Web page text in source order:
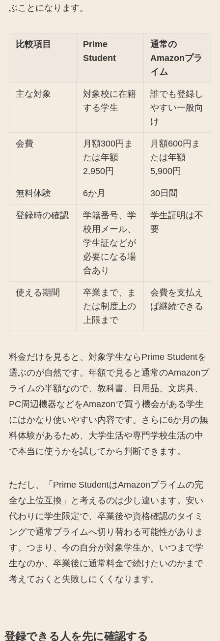
ぶことになります。
比較項目
Prime
Student
通常の
Amazonプラ
イム
主な対象
対象校に在籍
する学生
誰でも登録し
やすい一般向
け
会費
月額300円ま
たは年額
2,950円
月額600円ま
たは年額
5,900円
無料体験 6か月 30日間
登録時の確認
学籍番号、学
校用メール、
学生証などが
必要になる場
合あり
学生証明は不
要
使える期間
卒業まで、ま
たは制度上の
上限まで
会費を支払え
ば継続できる
料金だけを見ると、対象学生ならPrime Studentを
選ぶのが自然です。年額で見ると通常のAmazonプ
ライムの半額なので、教科書、日用品、文房具、
PC周辺機器などをAmazonで買う機会がある学生
にはかなり使いやすい内容です。さらに6か月の無
料体験があるため、大学生活や専門学校生活の中
で本当に使うかを試してから判断できます。
ただし、「Prime StudentはAmazonプライムの完
全な上位互換」と考えるのは少し違います。安い
代わりに学生限定で、卒業後や資格確認のタイミ
ングで通常プライムへ切り替わる可能性がありま
す。つまり、今の自分が対象学生か、いつまで学
生なのか、卒業後に通常料金で続けたいのかまで
考えておくと失敗しにくくなります。
登録できる人を先に確認する